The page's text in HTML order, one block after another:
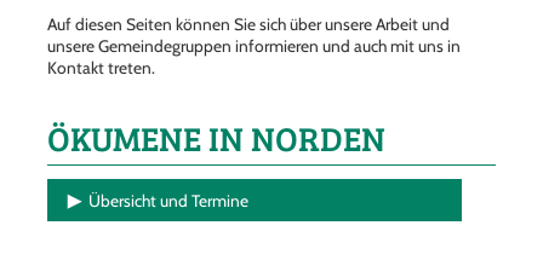
Auf diesen Seiten können Sie sich über unsere Arbeit und
unsere Gemeindegruppen informieren und auch mit uns in
Kontakt treten.
ÖKUMENE IN NORDEN
Übersicht und Termine